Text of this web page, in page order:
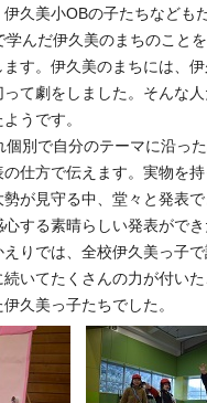
久美小OBの子たちなども
んだ伊久美のまちのこと
す。伊久美のまちには、
て劇をしました。そんな
うです。
別で自分のテーマに沿っ
仕方で伝えます。実物を
が見守る中、堂々と発表
する素晴らしい発表ができ
りでは、全校伊久美っ子
いてたくさんの力が付い
久美っ子たちでした。